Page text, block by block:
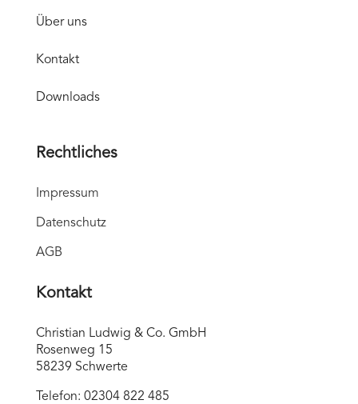
Über uns
Kontakt
Downloads
Rechtliches
Impressum
Datenschutz
AGB
Kontakt
Christian Ludwig & Co. GmbH
Rosenweg 15
58239 Schwerte
Telefon: 02304 822 485